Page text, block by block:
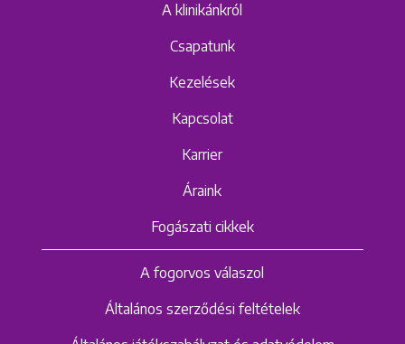
A klinikánkról
Csapatunk
Kezelések
Kapcsolat
Karrier
Áraink
Fogászati cikkek
A fogorvos válaszol
Általános szerződési feltételek